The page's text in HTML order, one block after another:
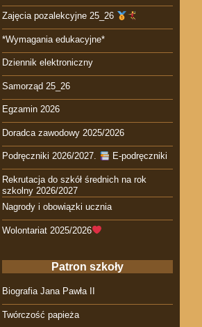
Zajęcia pozalekcyjne 25_26
*Wymagania edukacyjne*
Dziennik elektroniczny
Samorząd 25_26
Egzamin 2026
Doradca zawodowy 2025/2026
Podręczniki 2026/2027. E-podręczniki
Rekrutacja do szkół średnich na rok
szkolny 2026/2027
Nagrody i obowiązki ucznia
Wolontariat 2025/2026
Patron szkoły
Biografia Jana Pawła II
Twórczość papieża